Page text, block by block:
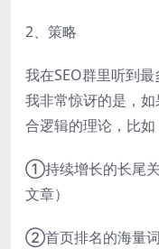
2、策略
我在SEO群里听到
我非常惊讶的是，
合逻辑的理论，比如
①持续增长的长尾关
文章）
②首页排名的海量词